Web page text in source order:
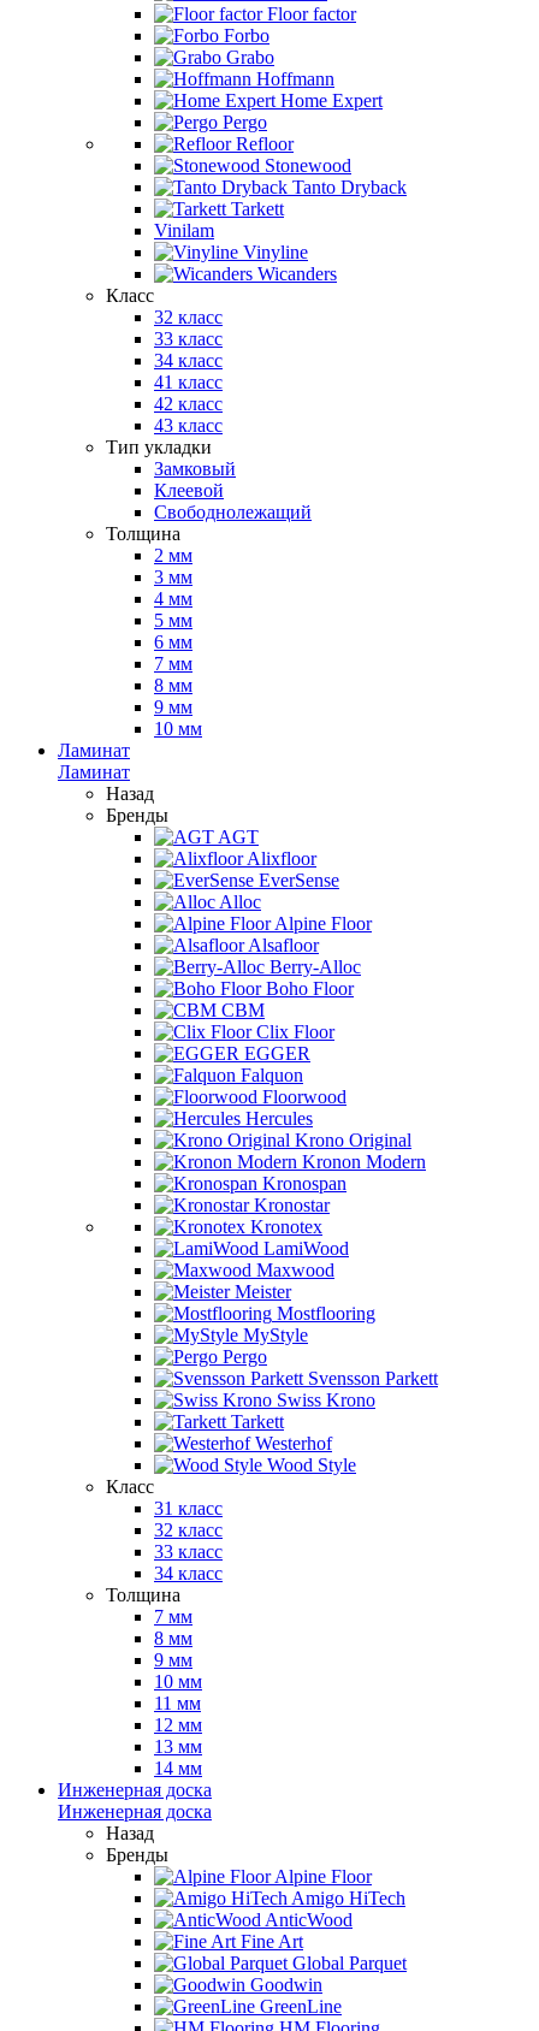
Floor factor
Forbo
Grabo
Hoffmann
Home Expert
Pergo
Refloor
Stonewood
Tanto Dryback
Tarkett
Vinilam
Vinyline
Wicanders
Класс
32 класс
33 класс
34 класс
41 класс
42 класс
43 класс
Тип укладки
Замковый
Клеевой
Свободнолежащий
Толщина
2 мм
3 мм
4 мм
5 мм
6 мм
7 мм
8 мм
9 мм
10 мм
Ламинат
Ламинат
Назад
Бренды
AGT
Alixfloor
EverSense
Alloc
Alpine Floor
Alsafloor
Berry-Alloc
Boho Floor
CBM
Clix Floor
EGGER
Falquon
Floorwood
Hercules
Krono Original
Kronon Modern
Kronospan
Kronostar
Kronotex
LamiWood
Maxwood
Meister
Mostflooring
MyStyle
Pergo
Svensson Parkett
Swiss Krono
Tarkett
Westerhof
Wood Style
Класс
31 класс
32 класс
33 класс
34 класс
Толщина
7 мм
8 мм
9 мм
10 мм
11 мм
12 мм
13 мм
14 мм
Инженерная доска
Инженерная доска
Назад
Бренды
Alpine Floor
Amigo HiTech
AnticWood
Fine Art
Global Parquet
Goodwin
GreenLine